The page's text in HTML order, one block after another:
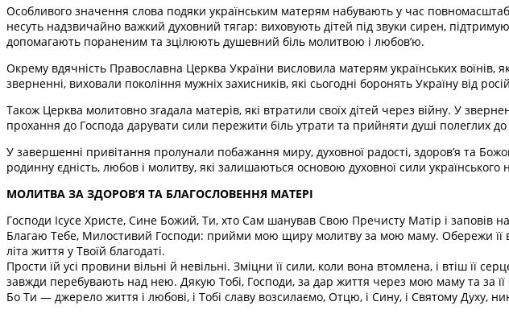
Особливого значення слова подяки українським матерям набувають у час
несуть надзвичайно важкий духовний тягар: виховують дітей під звуки сирен,
допомагають пораненим та зцілюють душевний біль молитвою і любов’ю.
Окрему вдячність Православна Церква України висловила матерям українських воїнів,
зверненні, виховали покоління мужніх захисників, які сьогодні боронять Україну від
Також Церква молитовно згадала матерів, які втратили своїх дітей через війну. У
прохання до Господа дарувати сили пережити біль утрати та прийняти душі полеглих
У завершенні привітання пролунали побажання миру, духовної радості, здоров’я та
родинну єдність, любов і молитву, які залишаються основою духовної сили українського
МОЛИТВА ЗА ЗДОРОВ’Я ТА БЛАГОСЛОВЕННЯ МАТЕРІ
Господи Ісусе Христе, Сине Божий, Ти, хто Сам шанував Свою Пречисту Матір і заповів
Благаю Тебе, Милостивий Господи: прийми мою щиру молитву за мою маму. Обережи її
літа життя у Твоїй благодаті.
Прости їй усі провини вільні й невільні. Зміцни її сили, коли вона втомлена, і втіш її
завжди перебувають над нею. Дякую Тобі, Господи, за дар життя через мою маму та за
Бо Ти — джерело життя і любові, і Тобі славу возсилаємо, Отцю, і Сину, і Святому Духу,